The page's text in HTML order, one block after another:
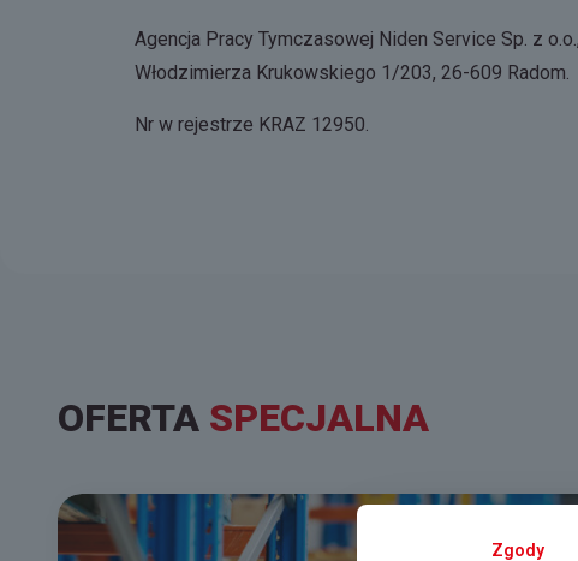
Agencja Pracy Tymczasowej Niden Service Sp. z
Włodzimierza Krukowskiego 1/203, 26-609 Radom.
Nr w rejestrze KRAZ 12950.
OFERTA SPECJALNA
Zgody